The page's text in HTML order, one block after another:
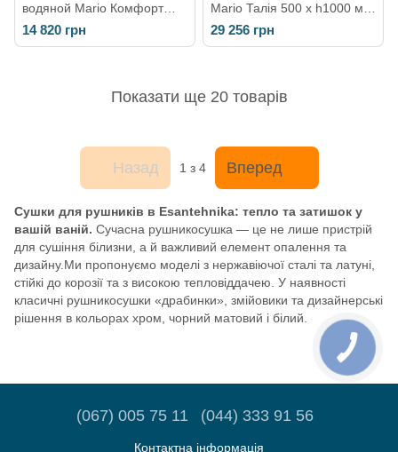
водяной Mario Комфорт
500 х h810 мм, хром
(1.2.5401.03.Р)
14 820 грн
Mario Талія 500 х h1000 мм,
хром (1.2.5001.03.Р)
4820111354450
29 256 грн
Показати ще 20 товарів
Назад 1 з 4 Вперед
Сушки для рушників в Esantehnika: тепло та затишок у
вашій ваній. Сучасна рушникосушка — це не лише пристрій
для сушіння білизни, а й важливий елемент опалення та
дизайну.Ми пропонуємо моделі з нержавіючої сталі та латуні,
стійкі до корозії та з високою тепловіддачею. У наявності
класичні рушникосушки «драбинки», змійовики та дизайнерські
рішення в кольорах хром, чорний матовий і білий.
(067) 005 75 11 (044) 333 91 56
Контактна інформація